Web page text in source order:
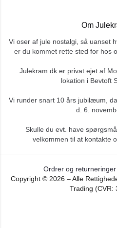
Om
Vi oser af jule nostalgi, så uanset
er du kommet rette sted for hos
Julekram.dk er privat ejet af
lokation i Bevtoft
Vi runder snart 10 års jubilæum,
d. 6.
Skulle du evt. have
velkommen til at kontakte
Copyright © 2026– Alle
Trading (CVR:
Ordrer og returneringer